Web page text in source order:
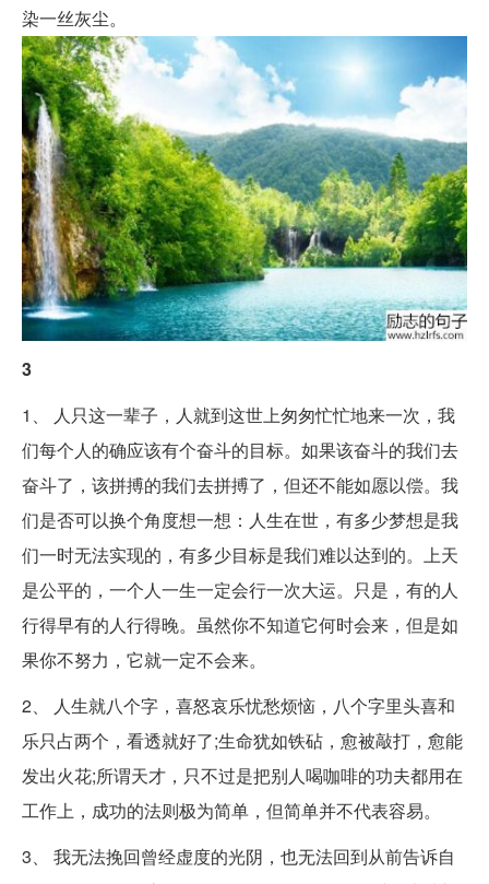
染一丝灰尘。
3
1、 人只这一辈子，人就到这世上匆匆忙忙地来一次，我
们每个人的确应该有个奋斗的目标。如果该奋斗的我们去
奋斗了，该拼搏的我们去拼搏了，但还不能如愿以偿。我
们是否可以换个角度想一想：人生在世，有多少梦想是我
们一时无法实现的，有多少目标是我们难以达到的。上天
是公平的，一个人一生一定会行一次大运。只是，有的人
行得早有的人行得晚。虽然你不知道它何时会来，但是如
果你不努力，它就一定不会来。
2、 人生就八个字，喜怒哀乐忧愁烦恼，八个字里头喜和
乐只占两个，看透就好了;生命犹如铁砧，愈被敲打，愈能
发出火花;所谓天才，只不过是把别人喝咖啡的功夫都用在
工作上，成功的法则极为简单，但简单并不代表容易。
3、 我无法挽回曾经虚度的光阴，也无法回到从前告诉自